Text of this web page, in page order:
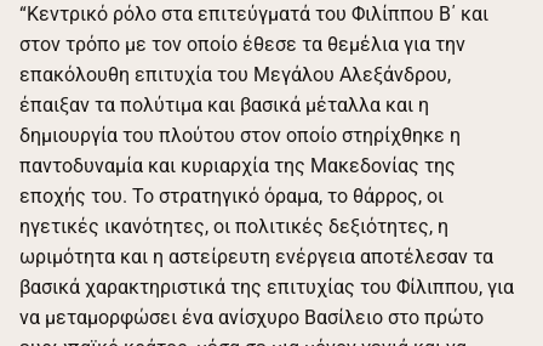
“Κεντρικό ρόλο στα επιτεύγματά του Φιλίππου Β΄ και
στον τρόπο με τον οποίο έθεσε τα θεμέλια για την
επακόλουθη επιτυχία του Μεγάλου Αλεξάνδρου,
έπαιξαν τα πολύτιμα και βασικά μέταλλα και η
δημιουργία του πλούτου στον οποίο στηρίχθηκε η
παντοδυναμία και κυριαρχία της Μακεδονίας της
εποχής του. Το στρατηγικό όραμα, το θάρρος, οι
ηγετικές ικανότητες, οι πολιτικές δεξιότητες, η
ωριμότητα και η αστείρευτη ενέργεια αποτέλεσαν τα
βασικά χαρακτηριστικά της επιτυχίας του Φίλιππου, για
να μεταμορφώσει ένα ανίσχυρο Βασίλειο στο πρώτο